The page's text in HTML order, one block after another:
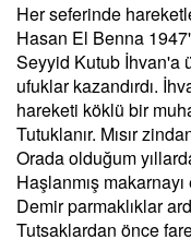
Her seferinde
Hasan El Benna
Seyyid Kutub İhvan'a
ufuklar kazandırdı.
hareketi köklü bir
Tutuklanır. Mısır
Orada olduğum
Haşlanmış
Demir parmaklıklar
Tutsaklardan önce